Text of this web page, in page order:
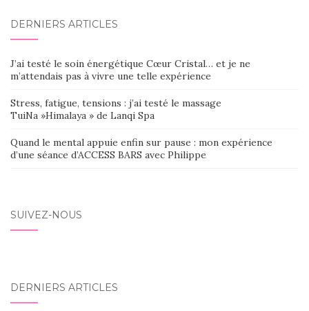
DERNIERS ARTICLES
J’ai testé le soin énergétique Cœur Cristal… et je ne
m’attendais pas à vivre une telle expérience
Stress, fatigue, tensions : j’ai testé le massage
TuiNa »Himalaya » de Lanqi Spa
Quand le mental appuie enfin sur pause : mon expérience
d’une séance d’ACCESS BARS avec Philippe
SUIVEZ-NOUS
DERNIERS ARTICLES